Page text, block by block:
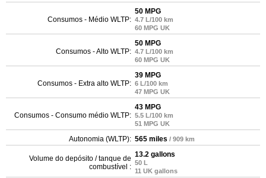
Consumos - Médio WLTP:
50 MPG
4.7 L/100 km
60 MPG UK
Consumos - Alto WLTP:
50 MPG
4.7 L/100 km
60 MPG UK
Consumos - Extra alto WLTP:
39 MPG
6 L/100 km
47 MPG UK
Consumos - Consumo médio WLTP:
43 MPG
5.5 L/100 km
51 MPG UK
Autonomia (WLTP): 565 miles / 909 km
Volume do depósito / tanque de
combustível :
13.2 gallons
50 L
11 UK gallons